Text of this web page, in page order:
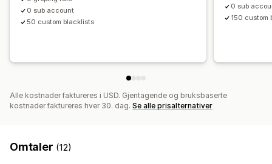
0 sub account
50 custom blacklists
0 sub
150 custom
Alle kostnader faktureres i USD. Gjentagende og bruksbaserte
kostnader faktureres hver 30. dag. Se alle prisalternativer
Omtaler (12)